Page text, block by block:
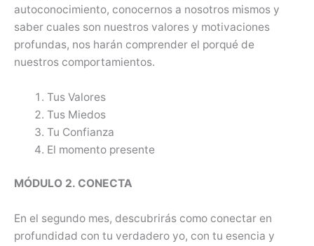
autoconocimiento, conocernos a nosotros mismos y
saber cuales son nuestros valores y motivaciones
profundas, nos harán comprender el porqué de
nuestros comportamientos.
Tus Valores
Tus Miedos
Tu Confianza
El momento presente
MÓDULO 2. CONECTA
En el segundo mes, descubrirás como conectar en
profundidad con tu verdadero yo, con tu esencia y